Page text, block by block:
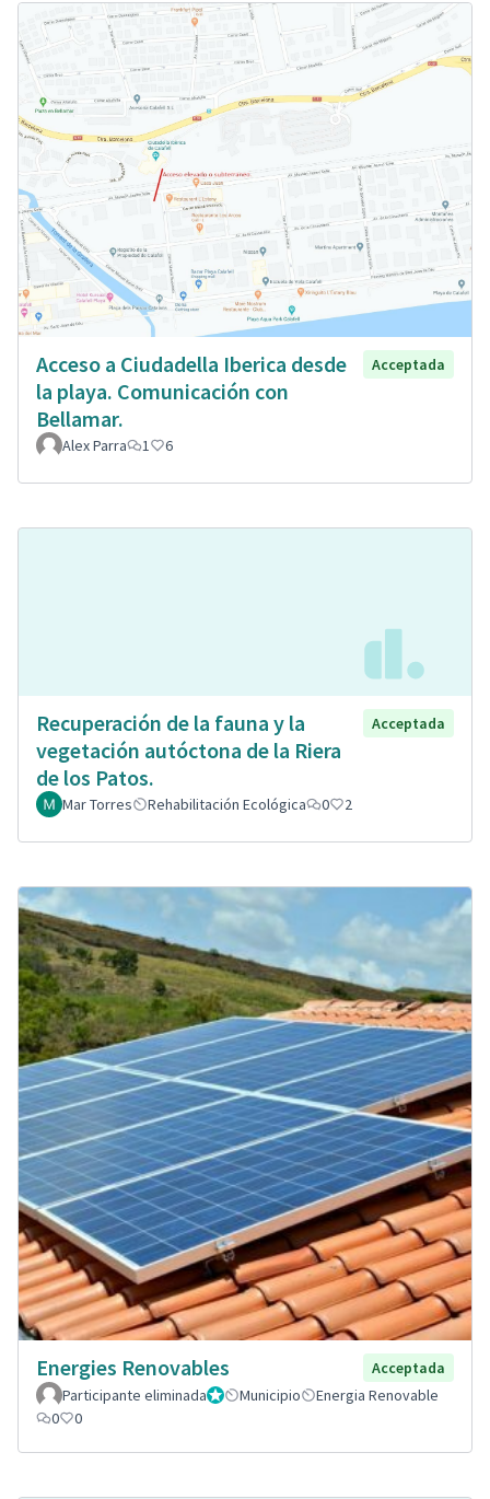
Acceso a Ciudadella Iberica desde
la playa. Comunicación con
Bellamar.
Acceptada
Alex Parra 1 6
Recuperación de la fauna y la
vegetación autóctona de la Riera
de los Patos.
Acceptada
Mar Torres Rehabilitación Ecológica 0 2
Energies Renovables
Acceptada
Participante eliminadaAdministrador
Municipio
Energia Renovable
0
0